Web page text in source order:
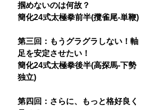
掴めないのは何故？
簡化24式太極拳前半(攬雀尾-単鞭)
第三回：もうグラグラしない！軸
足を安定させたい！
簡化24式太極拳後半(高探馬-下勢
独立)
第四回：さらに、もっと格好良く